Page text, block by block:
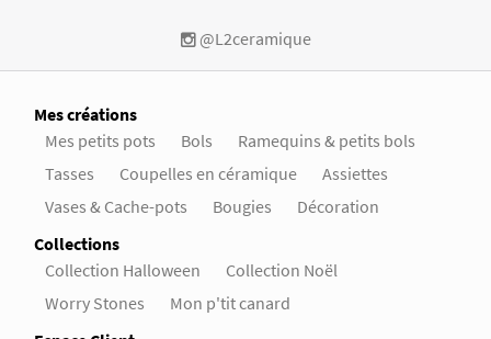
@L2ceramique
Mes créations
Mes petits pots
Bols
Ramequins & petits bols
Tasses
Coupelles en céramique
Assiettes
Vases & Cache-pots
Bougies
Décoration
Collections
Collection Halloween
Collection Noël
Worry Stones
Mon p'tit canard